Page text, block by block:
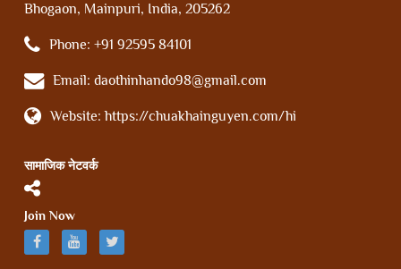
Bhogaon, Mainpuri, India, 205262
Phone: +91 92595 84101
Email: daothinhando98@gmail.com
Website:https://chuakhainguyen.com/hi
सामाजिक नेटवर्क
Join Now